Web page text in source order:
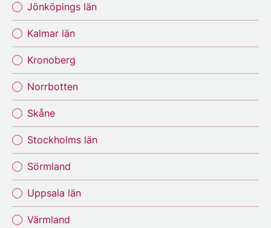
Jönköpings län
Kalmar län
Kronoberg
Norrbotten
Skåne
Stockholms län
Sörmland
Uppsala län
Värmland